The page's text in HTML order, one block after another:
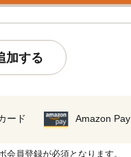
加する
ード Amazon Pay
員登録が必須となります。